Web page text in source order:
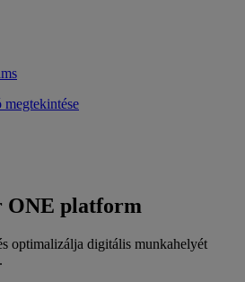
megtekintése
ONE platform
optimalizálja digitális munkahelyét